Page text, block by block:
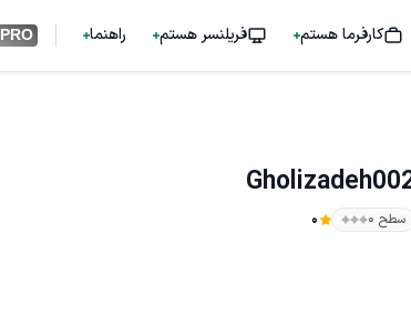
کارفرما هستم فریلنسر هستم راهنما PRO
سطح ۰ 0